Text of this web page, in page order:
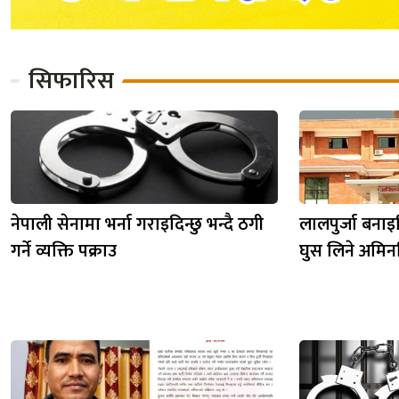
सिफारिस
नेपाली सेनामा भर्ना गराइदिन्छु भन्दै ठगी
गर्ने व्यक्ति पक्राउ
लालपुर्जा
घुस लिने